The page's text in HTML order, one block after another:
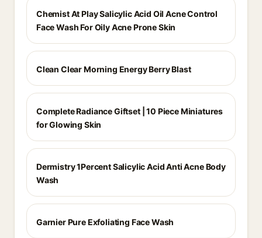
Chemist At Play Salicylic Acid Oil Acne Control
Face Wash For Oily Acne Prone Skin
Clean Clear Morning Energy Berry Blast
Complete Radiance Giftset | 10 Piece Miniatures
for Glowing Skin
Dermistry 1Percent Salicylic Acid Anti Acne Body
Wash
Garnier Pure Exfoliating Face Wash